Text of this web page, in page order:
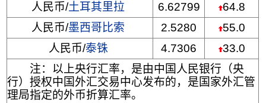
人民币/土耳其里拉 6.62799
64.8
人民币/墨西哥比索 2.5280
55.0
人民币/泰铢 4.7306
33.0
注：以上央行汇率，是由中国人民银行（央
行）授权中国外汇交易中心发布的，是国家外汇管
理局指定的外币折算汇率。